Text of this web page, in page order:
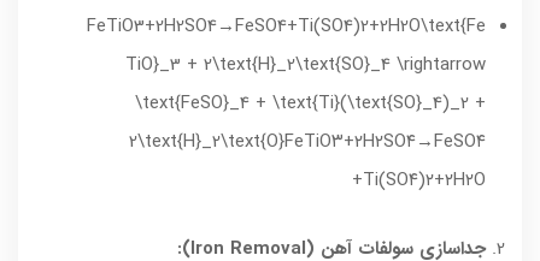
FeTiO3+2H2SO4→FeSO4+Ti(SO4)2+2H2O\text{Fe
TiO}_3 + 2\text{H}_2\text{SO}_4 \rightarrow
\text{FeSO}_4 + \text{Ti}(\text{SO}_4)_2 +
2\text{H}_2\text{O}FeTiO۳+۲H۲SO۴→FeSO۴
+Ti(SO۴)۲+۲H۲O
جداسازی سولفات آهن (Iron Removal):